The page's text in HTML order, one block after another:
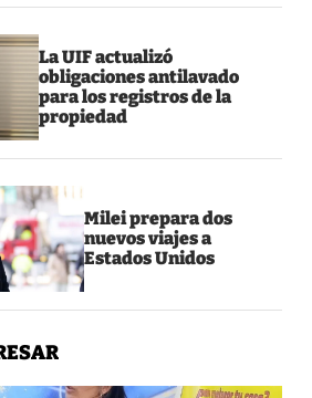
La UIF actualizó
obligaciones antilavado
para los registros de la
propiedad
Milei prepara dos
nuevos viajes a
Estados Unidos